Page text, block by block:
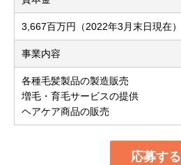
3,667百万円（2022年3月末日現在）
事業内容
各種毛髪製品の製造販売
増毛・育毛サービスの提供
ヘアケア商品の販売
応募する